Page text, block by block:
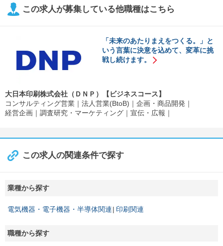
この求人が募集している他職種はこちら
「未来のあたりまえをつくる。」と
いう言葉に決意を込めて、変革に挑
戦し続けます。
大日本印刷株式会社（ＤＮＰ）【ビジネスコース】
コンサルティング営業
法人営業(BtoB)
企画・商品開発
経営企画
調査研究・マーケティング 宣伝・広報
この求人の関連条件で探す
業種から探す
電気機器・電子機器・半導体関連 印刷関連
職種から探す